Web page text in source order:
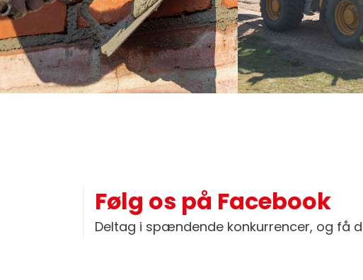
Følg os på Facebook
Deltag i spændende konkurrencer, og få